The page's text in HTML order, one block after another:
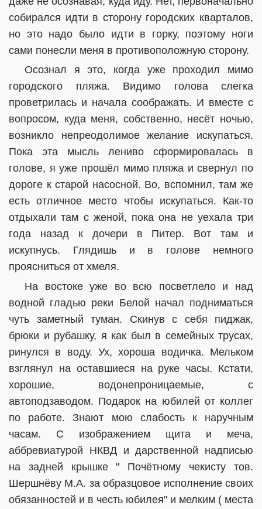
собирался идти в сторону городских кварталов,
но это надо было идти в горку, поэтому ноги
сами понесли меня в противоположную сторону.
Осознал я это, когда уже проходил мимо
городского пляжа. Видимо голова слегка
проветрилась и начала соображать. И вместе с
вопросом, куда меня, собственно, несёт ночью,
возникло непреодолимое желание искупаться.
Пока эта мысль лениво сформировалась в
голове, я уже прошёл мимо пляжа и свернул по
дороге к старой насосной. Во, вспомнил, там же
есть отличное место чтобы искупаться. Как-то
отдыхали там с женой, пока она не уехала три
года назад к дочери в Питер. Вот там и
искупнусь. Глядишь и в голове немного
проясниться от хмеля.
На востоке уже во всю посветлело и над
водной гладью реки Белой начал подниматься
чуть заметный туман. Скинув с себя пиджак,
брюки и рубашку, я как был в семейных трусах,
ринулся в воду. Ух, хороша водичка. Мельком
взглянул на оставшиеся на руке часы. Кстати,
хорошие, водонепроницаемые, с
автоподзаводом. Подарок на юбилей от коллег
по работе. Знают мою слабость к наручным
часам. С изображением щита и меча,
аббревиатурой НКВД и дарственной надписью
на задней крышке " Почётному чекисту тов.
Шершнёву М.А. за образцовое исполнение своих
обязанностей и в честь юбилея" и мелким ( места